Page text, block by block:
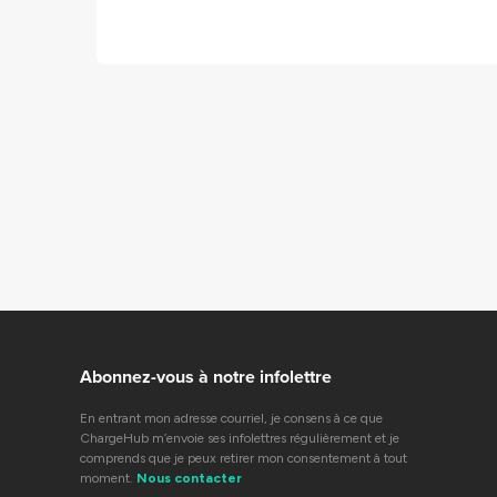
Abonnez-vous à notre infolettre
En entrant mon adresse courriel, je consens à ce que
ChargeHub m’envoie ses infolettres régulièrement et je
comprends que je peux retirer mon consentement à tout
moment. Nous contacter